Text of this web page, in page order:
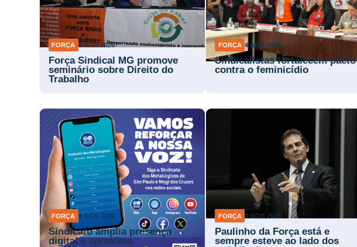
FORÇA 4 AGO 2026
Força Sindical MG promove
seminário sobre Direito do
Trabalho
FORÇA 4 AGO 2026
Sindicalistas fortalecem pacto
contra o feminicídio
FORÇA 4 AGO 2026
Sindicato amplia presença
digital e aproxima
FORÇA 3 AGO 2026
Paulinho da Força está e
sempre esteve ao lado dos